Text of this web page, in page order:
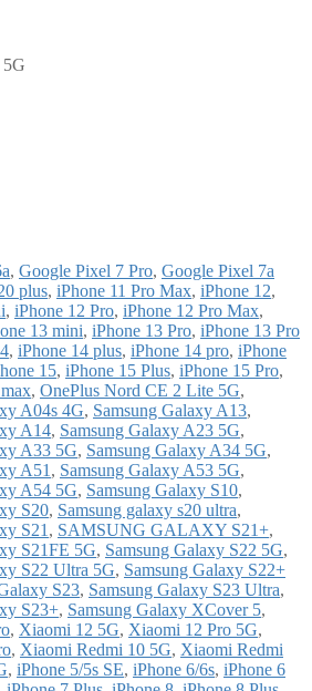
, Google Pixel 7 Pro, Google Pixel 7a
plus, iPhone 11 Pro Max, iPhone 12,
, iPhone 12 Pro, iPhone 12 Pro Max,
13 mini, iPhone 13 Pro, iPhone 13 Pro
, iPhone 14 plus, iPhone 14 pro, iPhone
15, iPhone 15 Plus, iPhone 15 Pro,
, OnePlus Nord CE 2 Lite 5G,
A04s 4G, Samsung Galaxy A13,
A14, Samsung Galaxy A23 5G,
A33 5G, Samsung Galaxy A34 5G,
A51 , Samsung Galaxy A53 5G,
A54 5G, Samsung Galaxy S10,
S20, Samsung galaxy s20 ultra,
S21 , SAMSUNG GALAXY S21+,
S21FE 5G, Samsung Galaxy S22 5G,
S22 Ultra 5G, Samsung Galaxy S22+
S23, Samsung Galaxy S23 Ultra,
S23+, Samsung Galaxy XCover 5,
, Xiaomi 12 5G, Xiaomi 12 Pro 5G,
, Xiaomi Redmi 10 5G, Xiaomi Redmi
, iPhone 5/5s SE, iPhone 6/6s, iPhone 6